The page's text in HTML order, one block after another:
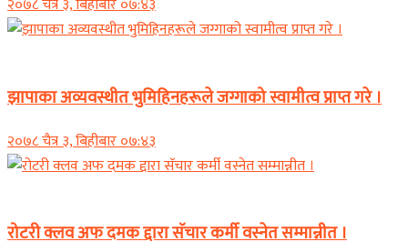
२०७८ चैत्र ३, बिहीबार ०७:४३
झापाका अव्यवस्थीत भुमिहिनहरूले जग्गाको स्वामीत्व प्राप्त गरे ।
२०७८ चैत्र ३, बिहीबार ०७:४३
रोटरी क्लव अफ दमक द्दारा सॅचार कर्मी वस्नेत सम्मान्नीत ।